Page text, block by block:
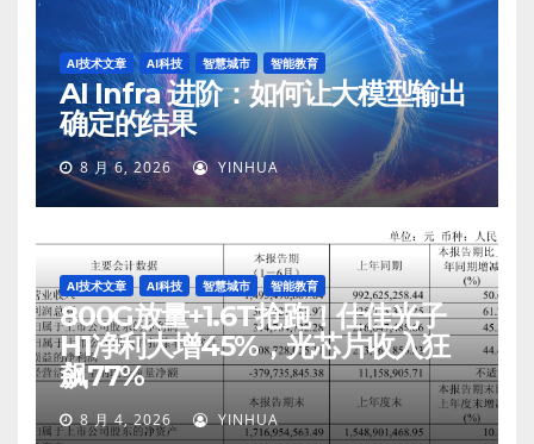
AI技术文章 AI科技 智慧城市 智能教育
AI Infra 进阶：如何让大模型输出
确定的结果
8 月 6, 2026 YINHUA
AI技术文章 AI科技 智慧城市 智能教育
800G放量+1.6T抢跑！仕佳光子
H1净利大增45%，光芯片收入狂
飙77%
8 月 4, 2026 YINHUA